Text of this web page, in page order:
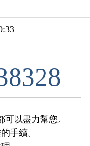
以盡力幫您。